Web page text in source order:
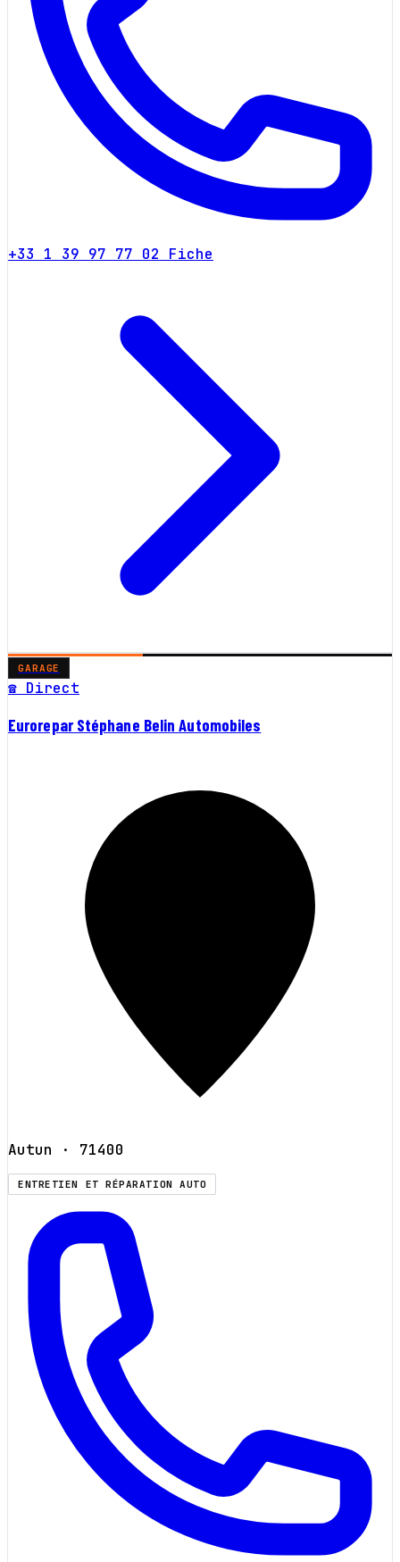
+33 1 39 97 77 02 Fiche
GARAGE
☎ Direct
Eurorepar Stéphane Belin Automobiles
Autun · 71400
ENTRETIEN ET RÉPARATION AUTO